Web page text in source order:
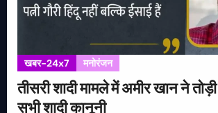
खबर-24x7 मनोरंजन
तीसरी शादी मामले में अमीर खान ने
सभी शादी कानूनी